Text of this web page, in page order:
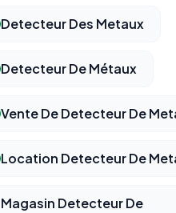
Detecteur Des Metaux
Detecteur De Métaux
Vente De Detecteur De
Location Detecteur De
Magasin Detecteur De